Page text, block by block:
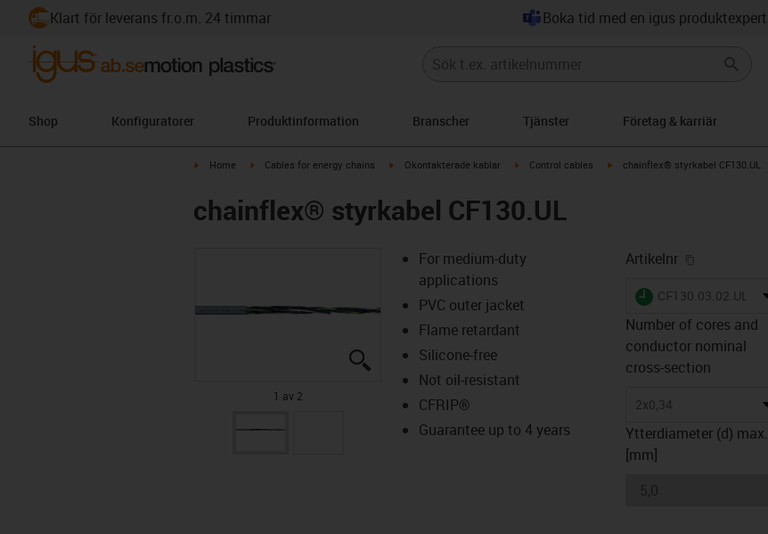
Klart för leverans fr.o.m. 24 timmar Boka tid med en igus produktexpert
Shop Konfiguratorer Produktinformation Branscher Tjänster Företag & karriär
igus-icon-arrow-right
Home igus-icon-arrow-right
Cables for energy chains igus-icon-arrow-right
Okontakterade kablar igus-icon-arrow-right
Control cables igus-icon-arrow-right
chainflex® styrkabel CF130.UL
chainflex® styrkabel CF130.UL
igus-icon-lupe
igus-icon-lupe
1 av 2
For medium-duty
applications
PVC outer jacket
Flame retardant
Silicone-free
Not oil-resistant
CFRIP®
Guarantee up to 4 years
Artikelnr
igus-icon-lieferzeit
CF130.03.02.UL
Number of cores and
conductor nominal
cross-section
2x0,34
Ytterdiameter (d) max.
[mm]